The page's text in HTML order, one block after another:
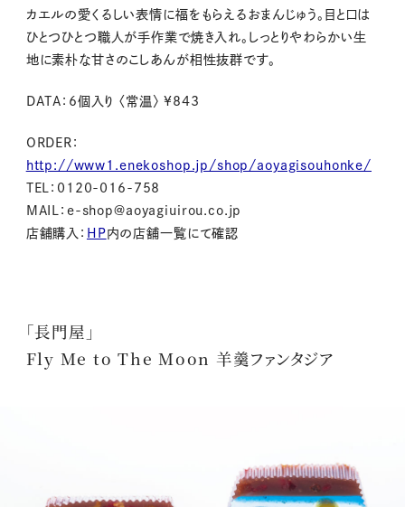
カエルの愛くるしい表情に福をもらえるおまんじゅう。目と口は
ひとつひとつ職人が手作業で焼き入れ。しっとりやわらかい生
地に素朴な甘さのこしあんが相性抜群です。
DATA：6個入り 〈常温〉 ¥843
ORDER：
http://www1.enekoshop.jp/shop/aoyagisouhonke/
TEL：0120-016-758
MAIL：e-shop@aoyagiuirou.co.jp
店舗購入： HP内の店舗一覧にて確認
「長門屋」
Fly Me to The Moon 羊羹ファンタジア